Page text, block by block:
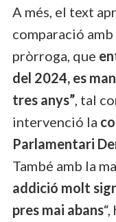
A més, el text
comparació
pròrroga, que
del 2024, es
tres anys”, tal
intervenció la
Parlamentari
També amb la
addició molt
pres mai abans